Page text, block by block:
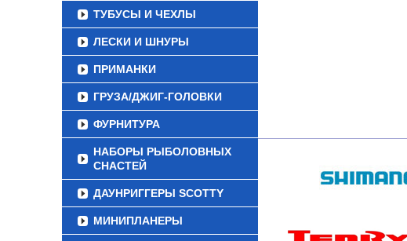
ТУБУСЫ И ЧЕХЛЫ
ЛЕСКИ И ШНУРЫ
ПРИМАНКИ
ГРУЗА/ДЖИГ-ГОЛОВКИ
ФУРНИТУРА
НАБОРЫ РЫБОЛОВНЫХ
СНАСТЕЙ
ДАУНРИГГЕРЫ SCOTTY
МИНИПЛАНЕРЫ